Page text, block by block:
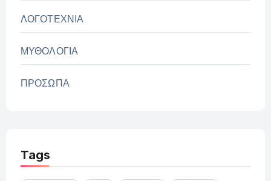
ΛΟΓΟΤΕΧΝΙΑ
ΜΥΘΟΛΟΓΙΑ
ΠΡΟΣΩΠΑ
Tags